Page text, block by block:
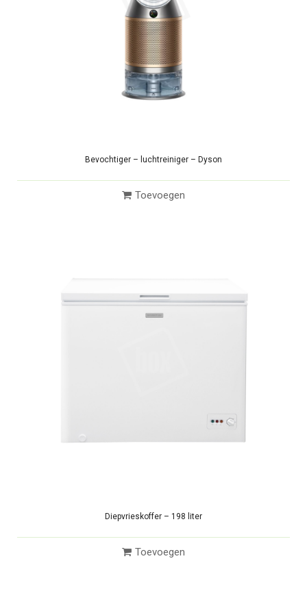
Bevochtiger – luchtreiniger – Dyson
Toevoegen
Diepvrieskoffer – 198 liter
Toevoegen